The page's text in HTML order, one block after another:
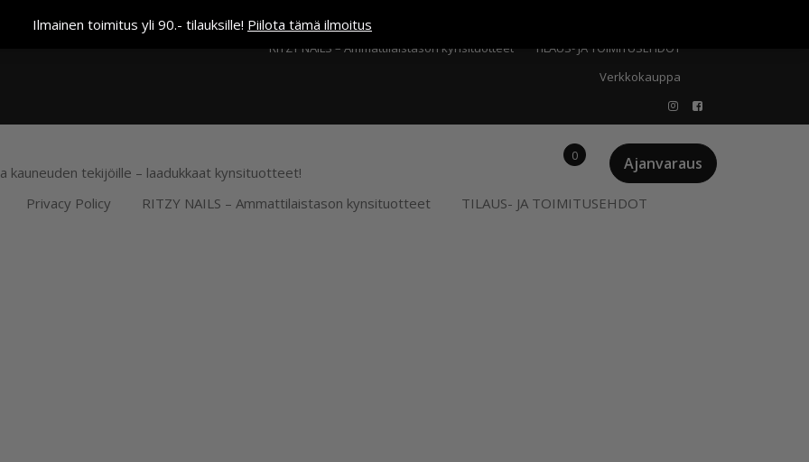
Ilmainen toimitus yli 90.- tilauksille! Piilota tämä ilmoitusKassa
RITZY NAILS – Ammattilaistason kynsituotteet
TILAUS- JA TOIMITUSEHDOT
Verkkokauppa
kauneuden tekijöille – laadukkaat kynsituotteet! Ajanvaraus
0
Privacy Policy RITZY NAILS – Ammattilaistason kynsituotteet TILAUS- JA TOIMITUSEHDOT